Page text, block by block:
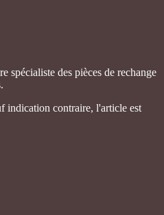
des pièces de rechange
indication contraire, l'article est